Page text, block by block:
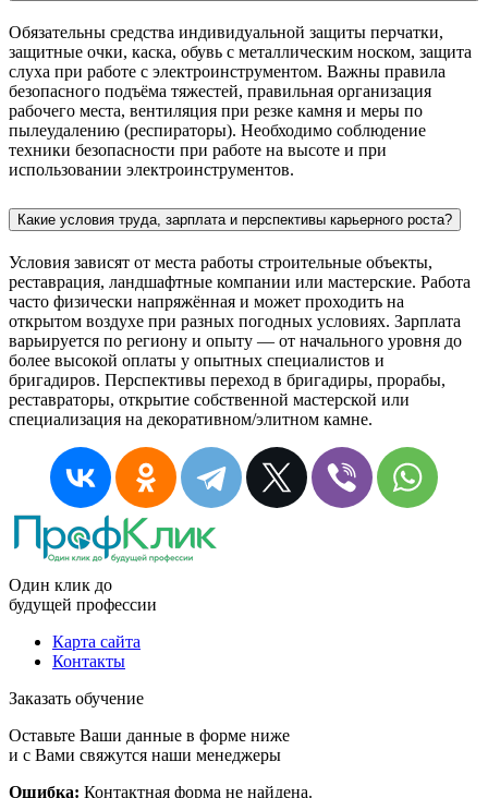
Обязательны средства индивидуальной защиты перчатки,
защитные очки, каска, обувь с металлическим носком, защита
слуха при работе с электроинструментом. Важны правила
безопасного подъёма тяжестей, правильная организация
рабочего места, вентиляция при резке камня и меры по
пылеудалению (респираторы). Необходимо соблюдение
техники безопасности при работе на высоте и при
использовании электроинструментов.
Какие условия труда, зарплата и перспективы карьерного роста?
Условия зависят от места работы строительные объекты,
реставрация, ландшафтные компании или мастерские. Работа
часто физически напряжённая и может проходить на
открытом воздухе при разных погодных условиях. Зарплата
варьируется по региону и опыту — от начального уровня до
более высокой оплаты у опытных специалистов и
бригадиров. Перспективы переход в бригадиры, прорабы,
реставраторы, открытие собственной мастерской или
специализация на декоративном/элитном камне.
Один клик до
будущей профессии
Карта сайта
Контакты
Заказать обучение
Оставьте Ваши данные в форме ниже
и с Вами свяжутся наши менеджеры
Ошибка: Контактная форма не найдена.